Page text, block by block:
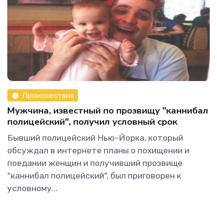
Происшествия
Мужчина, известный по прозвищу "каннибал
полицейский", получил условный срок
Бывший полицейский Нью-Йорка, который
обсуждал в интернете планы о похищении и
поедании женщин и получивший прозвище
"каннибал полицейский", был приговорен к
условному...